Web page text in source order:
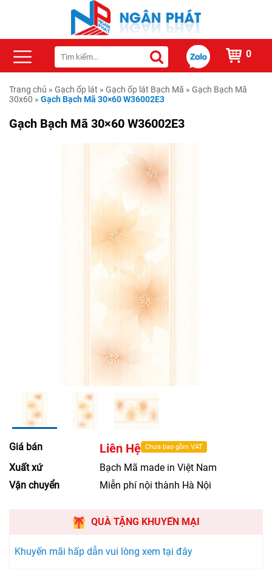
0
Trang chủ » Gạch ốp lát » Gạch ốp lát Bạch Mã » Gạch Bạch Mã
30x60 » Gạch Bạch Mã 30×60 W36002E3
Gạch Bạch Mã 30×60 W36002E3
Giá bán Liên Hệ Chưa bao gồm VAT
Xuất xứ
Bạch Mã made in Việt Nam
Vận chuyển
Miễn phí nội thành Hà Nội
QUÀ TẶNG KHUYẾN MẠI
Khuyến mãi hấp dẫn vui lòng xem tại đây